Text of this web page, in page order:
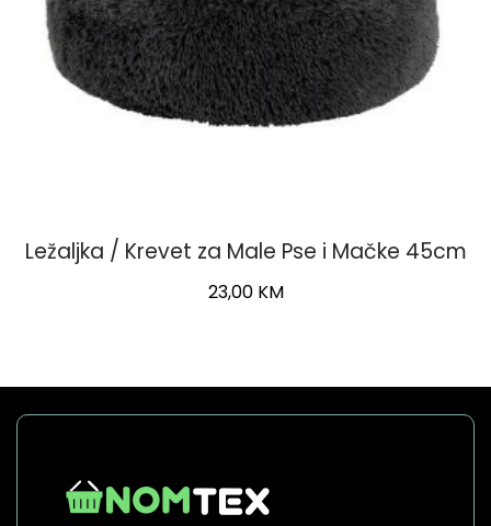
page
Ležaljka / Krevet za Male Pse i Mačke 45cm
23,00 KM